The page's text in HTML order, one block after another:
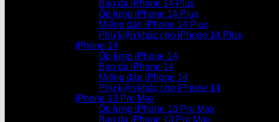
Bao da iPhone 14 Plus
Ốp lưng iPhone 14 Plus
Miếng dán iPhone 14 Plus
Phụ kiện khác cho iPhone 14 Plus
iPhone 14
Ốp lưng iPhone 14
Bao da iPhone 14
Miếng dán iPhone 14
Phụ kiện khác cho iPhone 14
iPhone 13 Pro Max
Ốp lưng iPhone 13 Pro Max
Bao da iPhone 13 Pro Max